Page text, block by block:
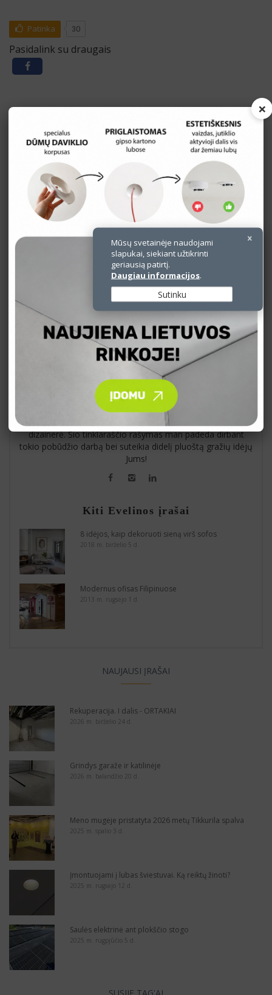
×
NAUJAUSI ĮRAŠAI
Rekuperacija. I dalis - ORTAKIAI
2026 m. birželio 24 d.
Grindys garaže ir katilinėje
2026 m. balandžio 20 d.
Meno mugėje pristatyta 2026 metų Tikkurila spalva
2025 m. spalio 3 d.
Įmontuojami į lubas šviestuvai. Ką reiktų žinoti?
2025 m. rugsėjo 12 d.
Saulės elektrinė ant plokščio stogo
2025 m. rugpjūčio 5 d.
Patinka 30
Pasidalink su draugais
Komentuoti
Teksto autorius
EVELINA
E-interjeras.lt įkūrėja, interjero
dizainerė. Šio tinklaraščio rašymas man padeda dirbant
tokio pobūdžio darbą bei suteikia didelį pluoštą gražių idėjų
Jums!
Kiti Evelinos įrašai
8 idėjos, kaip dekoruoti sieną virš sofos
2018 m. birželio 5 d.
Modernus ofisas Filipinuose
2013 m. rugsėjo 1 d.
Mūsų svetainėje naudojami
slapukai, siekiant užtikrinti
geriausią patirtį.
Daugiau informacijos.
Sutinku